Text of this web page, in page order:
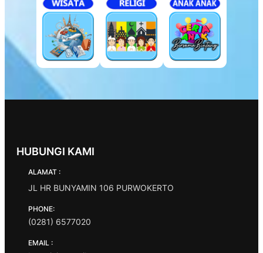
HUBUNGI KAMI
ALAMAT :
JL HR BUNYAMIN 106 PURWOKERTO
PHONE:
(0281) 6577020
EMAIL :